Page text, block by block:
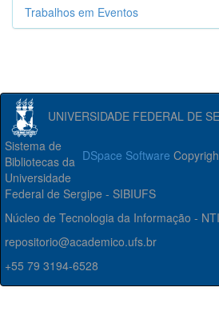
Trabalhos em Eventos
UNIVERSIDADE FEDERAL DE
DSpace Software
Sistema de
Bibliotecas da
Universidade
Federal de Sergipe - SIBIUFS
Núcleo de Tecnologia da Informação - NTI
repositorio@academico.ufs.br
+55 79 3194-6528